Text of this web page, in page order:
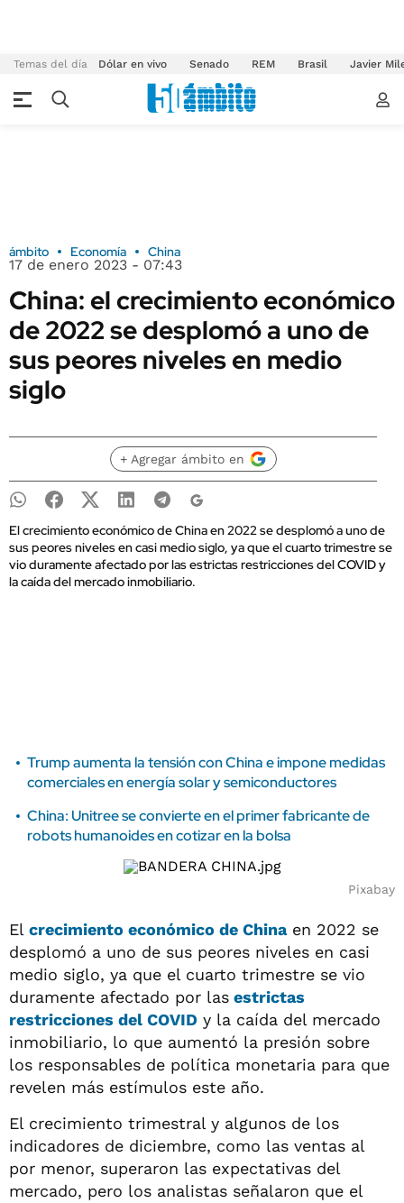
Temas del día Dólar en vivo Senado REM Brasil Javier
ámbito Economía China
17 de enero 2023 - 07:43
China: el crecimiento económico
de 2022 se desplomó a uno de
sus peores niveles en medio
siglo
+ Agregar ámbito en
El crecimiento económico de China en 2022 se desplomó a uno de
sus peores niveles en casi medio siglo, ya que el cuarto trimestre se
vio duramente afectado por las estrictas restricciones del COVID y
la caída del mercado inmobiliario.
Trump aumenta la tensión con China e impone medidas
comerciales en energía solar y semiconductores
China: Unitree se convierte en el primer fabricante de
robots humanoides en cotizar en la bolsa
Pixabay
El crecimiento económico de Chinaen 2022 se
desplomó a uno de sus peores niveles en casi
medio siglo, ya que el cuarto trimestre se vio
duramente afectado por las estrictas
restricciones del COVID y la caída del mercado
inmobiliario, lo que aumentó la presión sobre
los responsables de política monetaria para que
revelen más estímulos este año.
El crecimiento trimestral y algunos de los
indicadores de diciembre, como las ventas al
por menor, superaron las expectativas del
mercado, pero los analistas señalaron que el